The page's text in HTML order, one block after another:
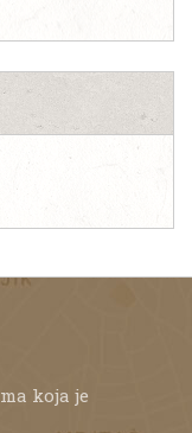
koja je